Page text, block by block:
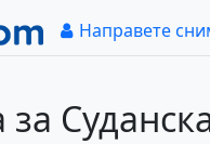
Направете